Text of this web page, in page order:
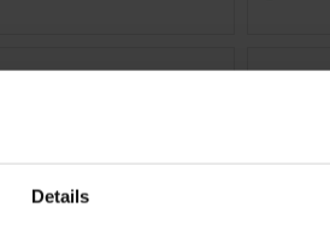
Details
de filtration: